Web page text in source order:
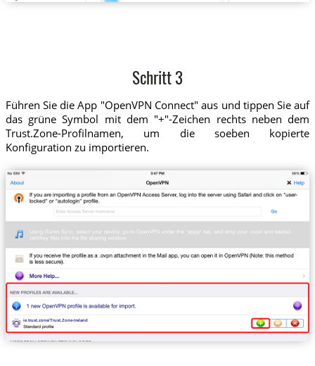
Schritt 3
Führen Sie die App "OpenVPN Connect" aus und tippen Sie auf
das grüne Symbol mit dem "+"-Zeichen rechts neben dem
Trust.Zone-Profilnamen, um die soeben kopierte
Konfiguration zu importieren.
ie.trust.zone/Trust.Zone-Ireland